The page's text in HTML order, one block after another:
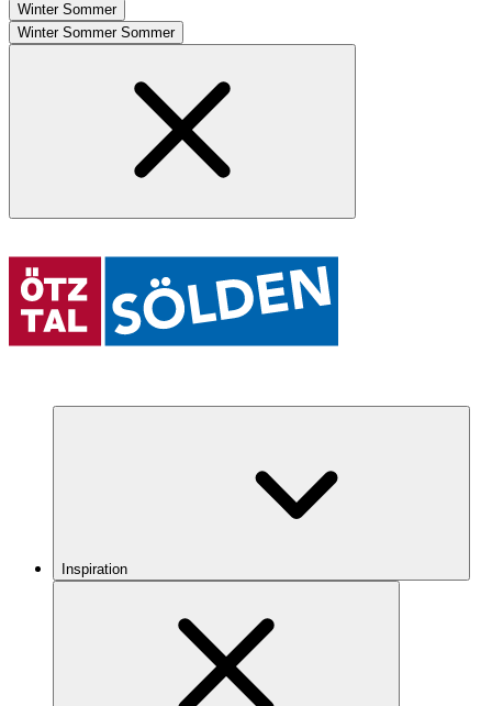
Winter Sommer
Winter Sommer Sommer
Inspiration